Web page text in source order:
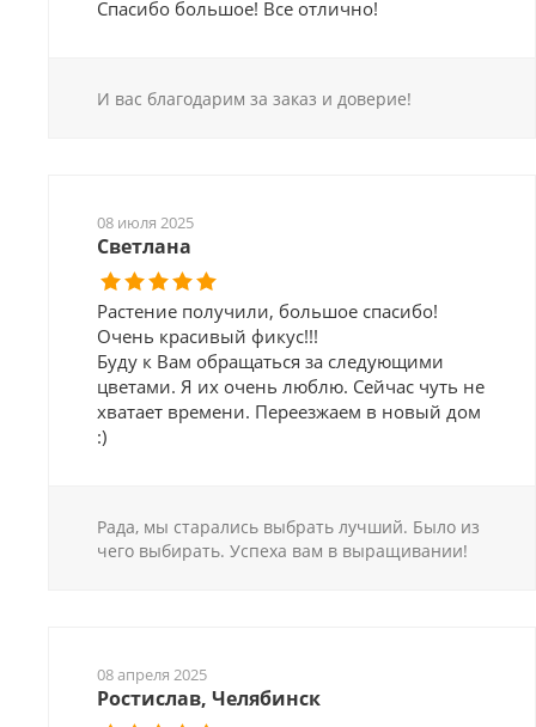
Спасибо большое! Все отлично!
И вас благодарим за заказ и доверие!
08 июля 2025
Светлана
Растение получили, большое спасибо!
Очень красивый фикус!!!
Буду к Вам обращаться за следующими
цветами. Я их очень люблю. Сейчас чуть не
хватает времени. Переезжаем в новый дом
:)
Рада, мы старались выбрать лучший. Было из
чего выбирать. Успеха вам в выращивании!
08 апреля 2025
Ростислав, Челябинск